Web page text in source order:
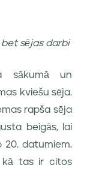
sējas darbi
sākumā un
kviešu sēja.
rapša sēja
beigās, lai
20. datumiem.
kā tas ir citos